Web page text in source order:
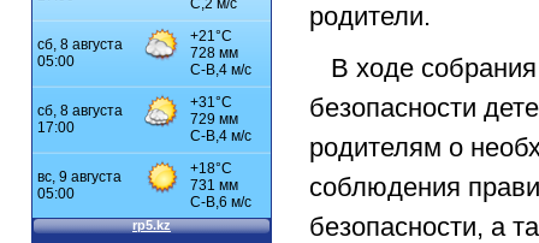
родители.
В ходе
безопасности
родителям о
соблюдения
безопасности, а